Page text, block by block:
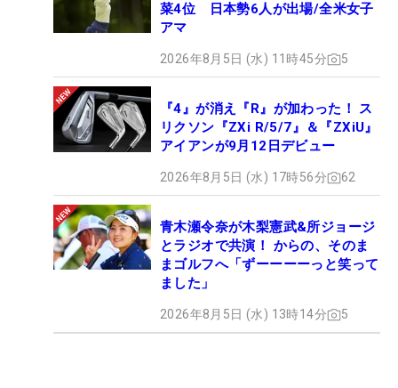
菜4位 日本勢6人が出場/全米女子
アマ
2026年8月5日 (水) 11時45分 5
『4』が消え『R』が加わった！ ス
リクソン『ZXi R/5/7』＆『ZXiU』
アイアンが9月12日デビュー
2026年8月5日 (水) 17時56分 62
青木瀬令奈が木梨憲武&所ジョージ
とラジオで共演！ からの、そのま
まゴルフへ「ずーーーーっと笑って
ました」
2026年8月5日 (水) 13時14分 5